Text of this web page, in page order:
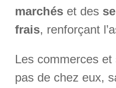
marchés et des
frais, renforçant
Les commerces
pas de chez eux,